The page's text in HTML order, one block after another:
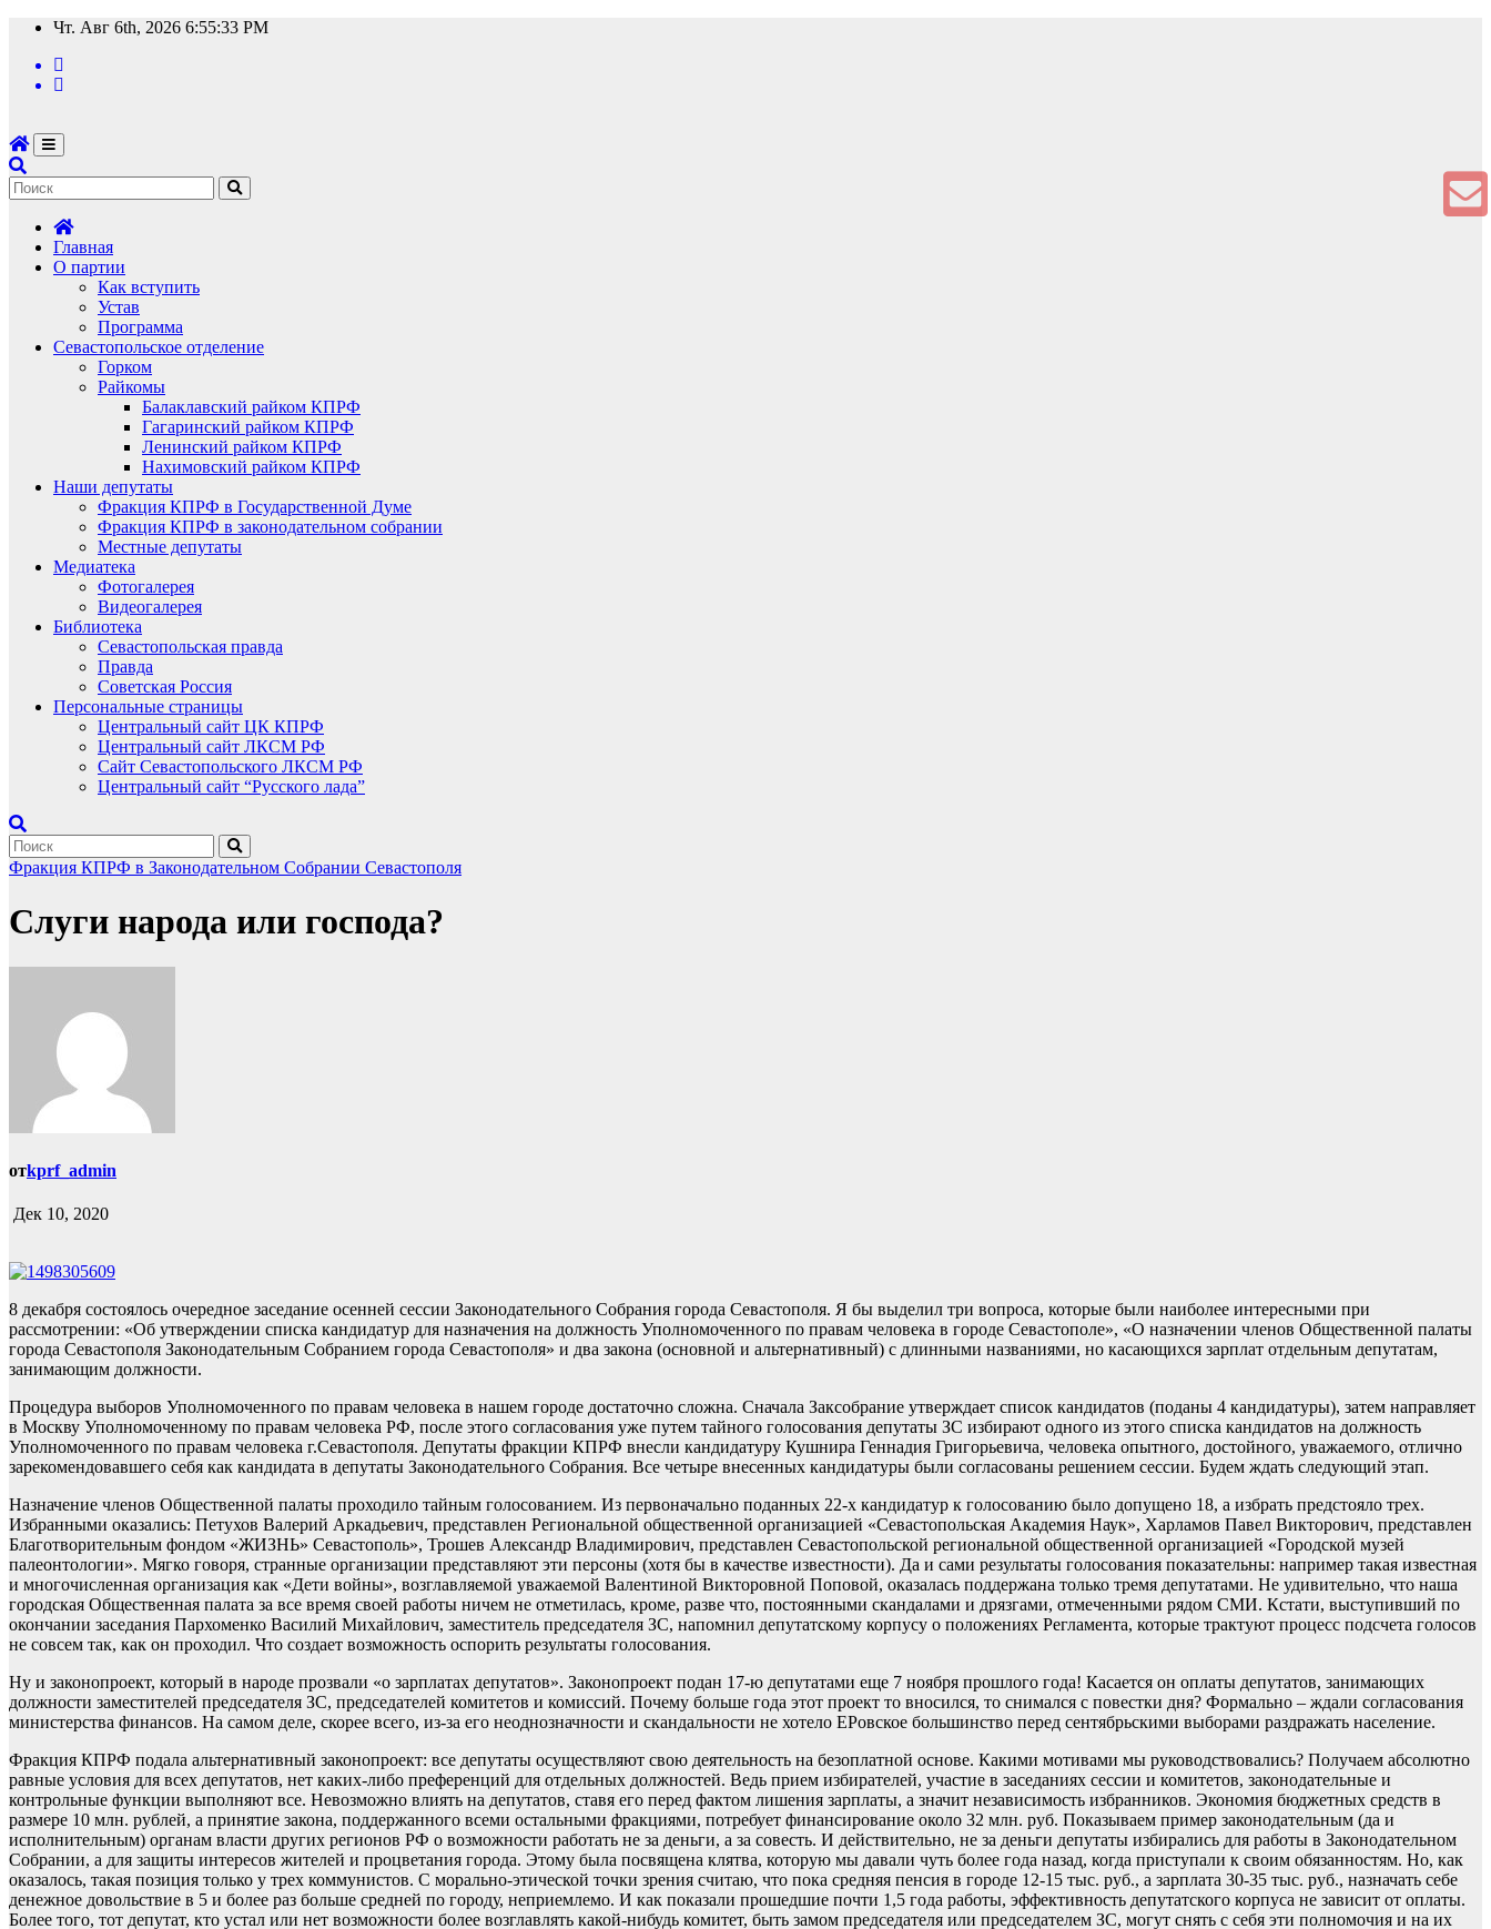
Перейти
содержимому
Чт. Авг 6th, 2026 6:55:34 PM
Главная
О партии
Как вступить
Устав
Программа
Севастопольское отделение
Горком
Райкомы
Балаклавский райком КПРФ
Гагаринский райком КПРФ
Ленинский райком КПРФ
Нахимовский райком КПРФ
Наши депутаты
Фракция КПРФ в Государственной Думе
Фракция КПРФ в законодательном собрании
Местные депутаты
Медиатека
Фотогалерея
Видеогалерея
Библиотека
Севастопольская правда
Правда
Советская Россия
Персональные страницы
Центральный сайт ЦК КПРФ
Центральный сайт ЛКСМ РФ
Сайт Севастопольского ЛКСМ РФ
Центральный сайт “Русского лада”
Фракция КПРФ в Законодательном Собрании Севастополя
Слуги народа или господа?
отkprf_admin
Дек 10, 2020
8 декабря состоялось очередное заседание осенней сессии Законодательного Собрания города Севастополя. Я бы выделил три вопроса, которые были наиболее интересными при
рассмотрении: «Об утверждении списка кандидатур для назначения на должность Уполномоченного по правам человека в городе Севастополе», «О назначении членов Общественной палаты
города Севастополя Законодательным Собранием города Севастополя» и два закона (основной и альтернативный) с длинными названиями, но касающихся зарплат отдельным депутатам,
занимающим должности.
Процедура выборов Уполномоченного по правам человека в нашем городе достаточно сложна. Сначала Заксобрание утверждает список кандидатов (поданы 4 кандидатуры), затем направляет
в Москву Уполномоченному по правам человека РФ, после этого согласования уже путем тайного голосования депутаты ЗС избирают одного из этого списка кандидатов на должность
Уполномоченного по правам человека г.Севастополя. Депутаты фракции КПРФ внесли кандидатуру Кушнира Геннадия Григорьевича, человека опытного, достойного, уважаемого, отлично
зарекомендовавшего себя как кандидата в депутаты Законодательного Собрания. Все четыре внесенных кандидатуры были согласованы решением сессии. Будем ждать следующий этап.
Назначение членов Общественной палаты проходило тайным голосованием. Из первоначально поданных 22-х кандидатур к голосованию было допущено 18, а избрать предстояло трех.
Избранными оказались: Петухов Валерий Аркадьевич, представлен Региональной общественной организацией «Севастопольская Академия Наук», Харламов Павел Викторович, представлен
Благотворительным фондом «ЖИЗНЬ» Севастополь», Трошев Александр Владимирович, представлен Севастопольской региональной общественной организацией «Городской музей
палеонтологии». Мягко говоря, странные организации представляют эти персоны (хотя бы в качестве известности). Да и сами результаты голосования показательны: например такая известная
и многочисленная организация как «Дети войны», возглавляемой уважаемой Валентиной Викторовной Поповой, оказалась поддержана только тремя депутатами. Не удивительно, что наша
городская Общественная палата за все время своей работы ничем не отметилась, кроме, разве что, постоянными скандалами и дрязгами, отмеченными рядом СМИ. Кстати, выступивший по
окончании заседания Пархоменко Василий Михайлович, заместитель председателя ЗС, напомнил депутатскому корпусу о положениях Регламента, которые трактуют процесс подсчета голосов
не совсем так, как он проходил. Что создает возможность оспорить результаты голосования.
Ну и законопроект, который в народе прозвали «о зарплатах депутатов». Законопроект подан 17-ю депутатами еще 7 ноября прошлого года! Касается он оплаты депутатов, занимающих
должности заместителей председателя ЗС, председателей комитетов и комиссий. Почему больше года этот проект то вносился, то снимался с повестки дня? Формально – ждали согласования
министерства финансов. На самом деле, скорее всего, из-за его неоднозначности и скандальности не хотело ЕРовское большинство перед сентябрьскими выборами раздражать население.
Фракция КПРФ подала альтернативный законопроект: все депутаты осуществляют свою деятельность на безоплатной основе. Какими мотивами мы руководствовались? Получаем абсолютно
равные условия для всех депутатов, нет каких-либо преференций для отдельных должностей. Ведь прием избирателей, участие в заседаниях сессии и комитетов, законодательные и
контрольные функции выполняют все. Невозможно влиять на депутатов, ставя его перед фактом лишения зарплаты, а значит независимость избранников. Экономия бюджетных средств в
размере 10 млн. рублей, а принятие закона, поддержанного всеми остальными фракциями, потребует финансирование около 32 млн. руб. Показываем пример законодательным (да и
исполнительным) органам власти других регионов РФ о возможности работать не за деньги, а за совесть. И действительно, не за деньги депутаты избирались для работы в Законодательном
Собрании, а для защиты интересов жителей и процветания города. Этому была посвящена клятва, которую мы давали чуть более года назад, когда приступали к своим обязанностям. Но, как
оказалось, такая позиция только у трех коммунистов. С морально-этической точки зрения считаю, что пока средняя пенсия в городе 12-15 тыс. руб., а зарплата 30-35 тыс. руб., назначать себе
денежное довольствие в 5 и более раз больше средней по городу, неприемлемо. И как показали прошедшие почти 1,5 года работы, эффективность депутатского корпуса не зависит от оплаты.
Более того, тот депутат, кто устал или нет возможности более возглавлять какой-нибудь комитет, быть замом председателя или председателем ЗС, могут снять с себя эти полномочия и на их